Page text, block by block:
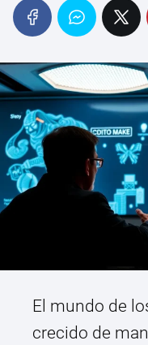
El mundo de
crecido de